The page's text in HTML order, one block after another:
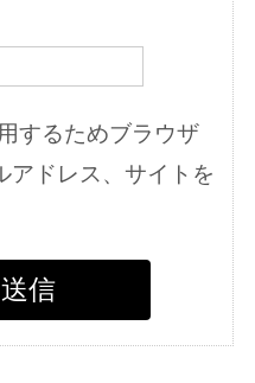
するためブラウザ
アドレス、サイトを